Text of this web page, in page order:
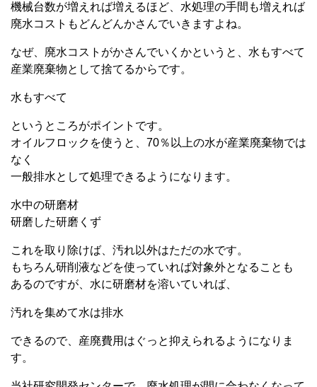
機械台数が増えれば増えるほど、水処理の手間も増えれば
廃水コストもどんどんかさんでいきますよね。
なぜ、廃水コストがかさんでいくかというと、水もすべて
産業廃棄物として捨てるからです。
水もすべて
というところがポイントです。
オイルフロックを使うと、70％以上の水が産業廃棄物では
なく
一般排水として処理できるようになります。
水中の研磨材
研磨した研磨くず
これを取り除けば、汚れ以外はただの水です。
もちろん研削液などを使っていれば対象外となることも
あるのですが、水に研磨材を溶いていれば、
汚れを集めて水は排水
できるので、産廃費用はぐっと抑えられるようになりま
す。